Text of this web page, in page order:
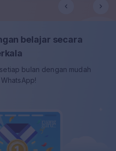
belajar secara
bulan dengan mudah